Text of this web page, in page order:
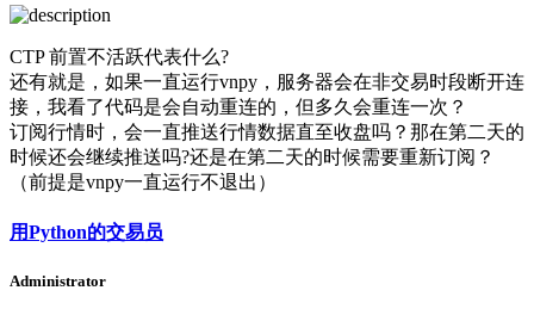
CTP 前置不活跃代表什么?
还有就是，如果一直运行vnpy，服务器会在非交易时段断开连
接，我看了代码是会自动重连的，但多久会重连一次？
订阅行情时，会一直推送行情数据直至收盘吗？那在第二天的
时候还会继续推送吗?还是在第二天的时候需要重新订阅？
（前提是vnpy一直运行不退出）
用Python的交易员
Administrator